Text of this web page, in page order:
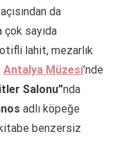
da
çok sayıda
lahit, mezarlık
Antalya Müzesi’nde
Salonu”nda
adlı köpeğe
benzersiz